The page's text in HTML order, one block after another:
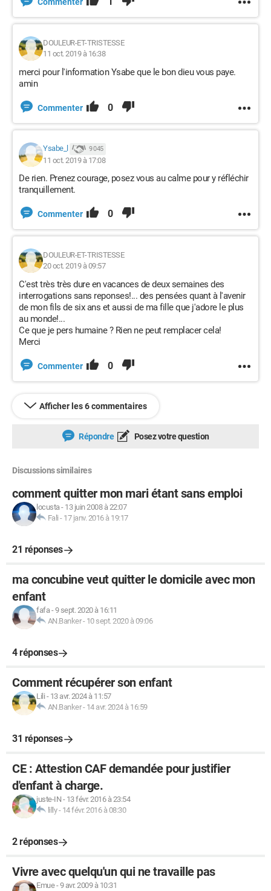
DOULEUR-ET-TRISTESSE
11 oct. 2019 à 16:38
merci pour l'information Ysabe que le bon dieu vous paye.
amin
Commenter 0
Ysabe_l 9 045
11 oct. 2019 à 17:08
De rien. Prenez courage, posez vous au calme pour y réfléchir
tranquillement.
Commenter 0
DOULEUR-ET-TRISTESSE
20 oct. 2019 à 09:57
C'est très très dure en vacances de deux semaines des
interrogations sans reponses!... des pensées quant à l'avenir
de mon fils de six ans et aussi de ma fille que j'adore le plus
au monde!...
Ce que je pers humaine ? Rien ne peut remplacer cela!
Merci
Commenter 0
Afficher les 6 commentaires
Répondre Posez votre question
Discussions similaires
comment quitter mon mari étant sans emploi
locusta- 13 juin 2008 à 22:07
Fali - 17 janv. 2016 à 19:17
21 réponses
ma concubine veut quitter le domicile avec mon
enfant
fafa-9 sept. 2020 à 16:11
AN.Banker- 10 sept. 2020 à 09:06
4 réponses
Comment récupérer son enfant
Lili - 13 avr. 2024 à 11:57
AN.Banker- 14 avr. 2024 à 16:59
31 réponses
CE : Attestion CAF demandée pour justifier
d'enfant à charge.
juste-IN - 13 févr. 2016 à 23:54
lilly- 14 févr. 2016 à 08:30
2 réponses
Vivre avec quelqu'un qui ne travaille pas
Emue-9 avr. 2009 à 10:31